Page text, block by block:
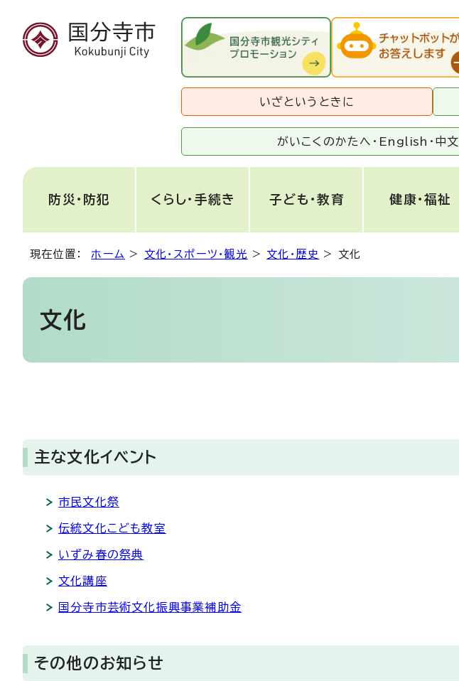
いざというときに
がいこくのかたへ・ English ・ 中文
防災・防犯 くらし・手続き 子ども・教育 健康・福祉
現在位置： ホーム > 文化・スポーツ・観光 > 文化・歴史 > 文化
文化
主な文化イベント
市民文化祭
伝統文化こども教室
いずみ春の祭典
文化講座
国分寺市芸術文化振興事業補助金
その他のお知らせ